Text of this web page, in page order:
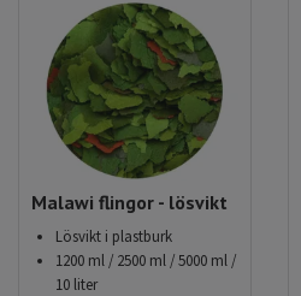
Malawi flingor - lösvikt
Lösvikt i plastburk
1200 ml / 2500 ml / 5000 ml /
10 liter